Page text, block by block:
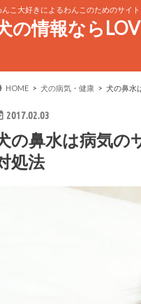
んこ大好きによるわんこのためのサイト
の情報なら
HOME 犬の病気・健康 犬の鼻水
2017.02.03
の鼻水は病気の
処法